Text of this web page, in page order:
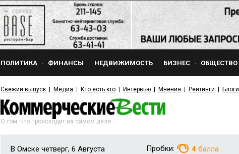
ПОЛИТИКА ФИНАНСЫ НЕДВИЖИМОСТЬ БИЗНЕС ОБЩЕСТВО
Свежий выпуск Медиа Кто есть кто Интервью Мнения Рейтинги Блоги
О том, что происходит на самом деле
В Омске четверг, 6 Августа Пробки: 4 балла